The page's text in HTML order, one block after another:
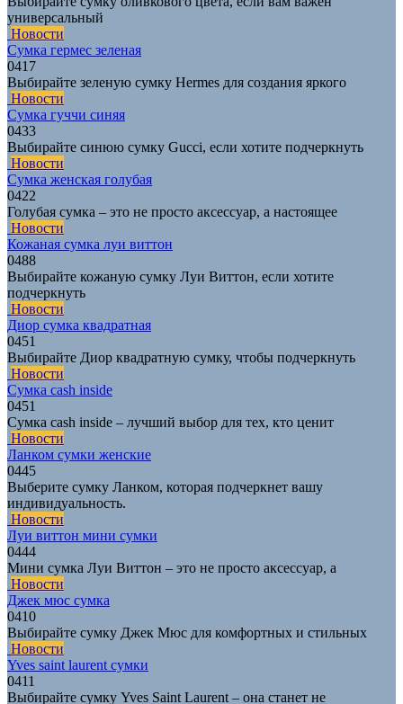
универсальный
Новости
Сумка гермес зеленая
0417
Выбирайте зеленую сумку Hermes для создания яркого
Новости
Сумка гуччи синяя
0433
Выбирайте синюю сумку Gucci, если хотите подчеркнуть
Новости
Сумка женская голубая
0422
Голубая сумка – это не просто аксессуар, а настоящее
Новости
Кожаная сумка луи виттон
0488
Выбирайте кожаную сумку Луи Виттон, если хотите
подчеркнуть
Новости
Диор сумка квадратная
0451
Выбирайте Диор квадратную сумку, чтобы подчеркнуть
Новости
Сумка cash inside
0451
Сумка cash inside – лучший выбор для тех, кто ценит
Новости
Ланком сумки женские
0445
Выберите сумку Ланком, которая подчеркнет вашу
индивидуальность.
Новости
Луи виттон мини сумки
0444
Мини сумка Луи Виттон – это не просто аксессуар, а
Новости
Джек мюс сумка
0410
Выбирайте сумку Джек Мюс для комфортных и стильных
Новости
Yves saint laurent сумки
0411
Выбирайте сумку Yves Saint Laurent – она станет не